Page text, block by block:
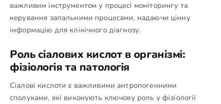
важливим інструментом у процесі моніторингу та
керування запальними процесами, надаючи цінну
інформацію для клінічного діагнозу.
Роль сіалових кислот в організмі:
фізіологія та патологія
Сіалові кислоти є важливими антропогенними
сполуками, які виконують ключову роль у фізіології